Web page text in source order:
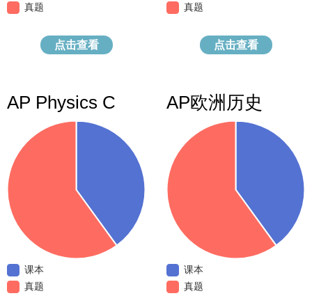
真题
点击查看
真题
点击查看
AP Physics C
课本
真题
AP欧洲历史
课本
真题